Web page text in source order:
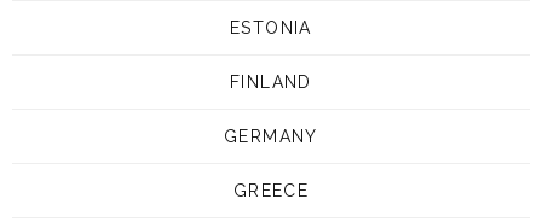
ESTONIA
FINLAND
GERMANY
GREECE